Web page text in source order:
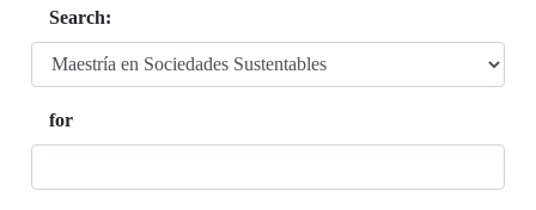
Search:
for